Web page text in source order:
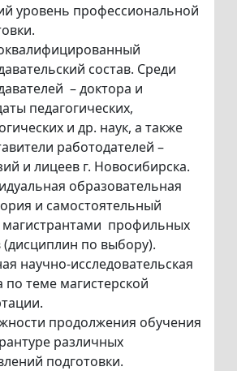
уровень профессиональной
состав. Среди
– доктора и
педагогических,
и др. наук, а также
работодателей –
и лицеев г. Новосибирска.
образовательная
и самостоятельный
профильных
(дисциплин по выбору).
научно-исследовательская
по теме магистерской
продолжения обучения
различных
подготовки.